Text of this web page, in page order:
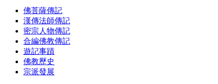
佛菩薩傳記
漢傳法師傳記
密宗人物傳記
合編佛教傳記
遊記事蹟
佛教歷史
宗派發展